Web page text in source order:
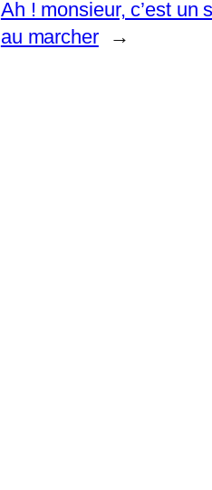
Ah ! monsieur, c’est un
au marcher
→